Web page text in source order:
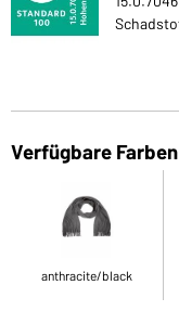
Verfügbare Farben
anthracite/black